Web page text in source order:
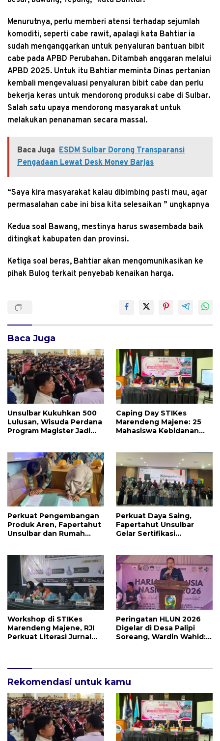
Menurutnya, perlu memberi atensi terhadap sejumlah
komoditi, seperti cabe rawit, apalagi kata Bahtiar ia
sudah menganggarkan untuk penyaluran bantuan bibit
cabe pada APBD Perubahan. Ditambah anggaran melalui
APBD 2025. Untuk itu Bahtiar meminta Dinas pertanian
kembali mengevaluasi penyaluran bibit cabe dan perlu
bekerja keras untuk mendorong produksi cabe di Sulbar.
Salah satu upaya mendorong masyarakat untuk
melakukan penanaman secara massal.
Baca Juga ESDM Sulbar Dorong Transparansi
Pengadaan Lewat Desk Monev Barjas
“Saya kira masyarakat kalau dibimbing pasti mau, agar
permasalahan cabe ini bisa kita selesaikan ” ungkapnya
Kedua soal Bawang, mestinya harus swasembada baik
ditingkat kabupaten dan provinsi.
Ketiga soal beras, Bahtiar akan mengomunikasikan ke
pihak Bulog terkait penyebab kenaikan harga.
Baca Juga
Unsulbar Kukuhkan 500
Lulusan, Wisuda Perdana
Program Magister Jadi
Caping Day STIKes
Marendeng Majene: 25
Mahasiswa Kebidanan
Perkuat Pengembangan
Produk Aren, Fapertahut
Unsulbar dan Rumah
Perkuat Daya Saing,
Fapertahut Unsulbar
Gelar Sertifikasi
Workshop di STIKes
Marendeng Majene, RJI
Perkuat Literasi Jurnal
Peringatan HLUN 2026
Digelar di Desa Palipi
Soreang, Wardin Wahid:
Rekomendasi untuk kamu